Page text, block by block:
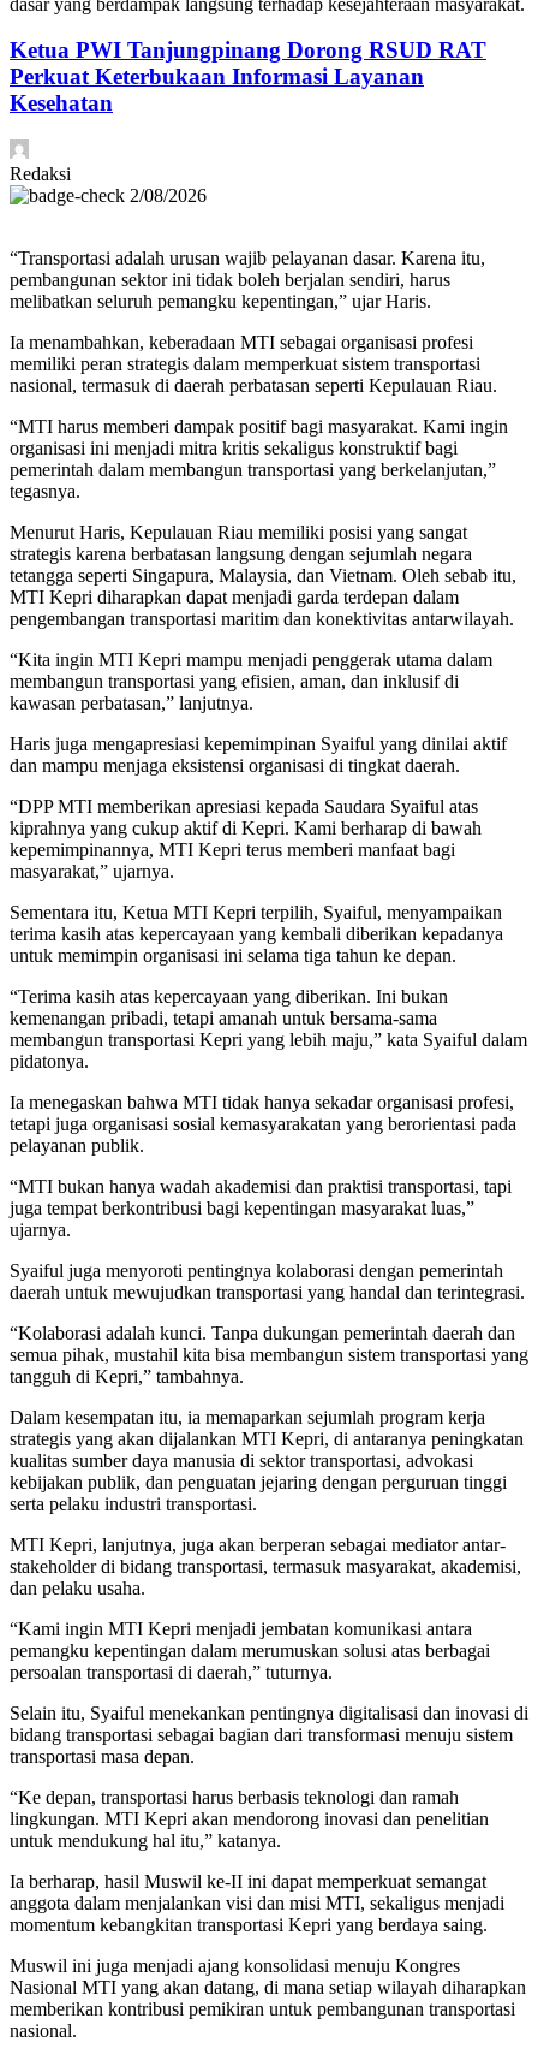
Ketua PWI Tanjungpinang Dorong RSUD RAT
Perkuat Keterbukaan Informasi Layanan
Kesehatan
Redaksi
2/08/2026
“Transportasi adalah urusan wajib pelayanan dasar. Karena itu,
pembangunan sektor ini tidak boleh berjalan sendiri, harus
melibatkan seluruh pemangku kepentingan,” ujar Haris.
Ia menambahkan, keberadaan MTI sebagai organisasi profesi
memiliki peran strategis dalam memperkuat sistem transportasi
nasional, termasuk di daerah perbatasan seperti Kepulauan Riau.
“MTI harus memberi dampak positif bagi masyarakat. Kami ingin
organisasi ini menjadi mitra kritis sekaligus konstruktif bagi
pemerintah dalam membangun transportasi yang berkelanjutan,”
tegasnya.
Menurut Haris, Kepulauan Riau memiliki posisi yang sangat
strategis karena berbatasan langsung dengan sejumlah negara
tetangga seperti Singapura, Malaysia, dan Vietnam. Oleh sebab itu,
MTI Kepri diharapkan dapat menjadi garda terdepan dalam
pengembangan transportasi maritim dan konektivitas antarwilayah.
“Kita ingin MTI Kepri mampu menjadi penggerak utama dalam
membangun transportasi yang efisien, aman, dan inklusif di
kawasan perbatasan,” lanjutnya.
Haris juga mengapresiasi kepemimpinan Syaiful yang dinilai aktif
dan mampu menjaga eksistensi organisasi di tingkat daerah.
“DPP MTI memberikan apresiasi kepada Saudara Syaiful atas
kiprahnya yang cukup aktif di Kepri. Kami berharap di bawah
kepemimpinannya, MTI Kepri terus memberi manfaat bagi
masyarakat,” ujarnya.
Sementara itu, Ketua MTI Kepri terpilih, Syaiful, menyampaikan
terima kasih atas kepercayaan yang kembali diberikan kepadanya
untuk memimpin organisasi ini selama tiga tahun ke depan.
“Terima kasih atas kepercayaan yang diberikan. Ini bukan
kemenangan pribadi, tetapi amanah untuk bersama-sama
membangun transportasi Kepri yang lebih maju,” kata Syaiful dalam
pidatonya.
Ia menegaskan bahwa MTI tidak hanya sekadar organisasi profesi,
tetapi juga organisasi sosial kemasyarakatan yang berorientasi pada
pelayanan publik.
“MTI bukan hanya wadah akademisi dan praktisi transportasi, tapi
juga tempat berkontribusi bagi kepentingan masyarakat luas,”
ujarnya.
Syaiful juga menyoroti pentingnya kolaborasi dengan pemerintah
daerah untuk mewujudkan transportasi yang handal dan terintegrasi.
“Kolaborasi adalah kunci. Tanpa dukungan pemerintah daerah dan
semua pihak, mustahil kita bisa membangun sistem transportasi yang
tangguh di Kepri,” tambahnya.
Dalam kesempatan itu, ia memaparkan sejumlah program kerja
strategis yang akan dijalankan MTI Kepri, di antaranya peningkatan
kualitas sumber daya manusia di sektor transportasi, advokasi
kebijakan publik, dan penguatan jejaring dengan perguruan tinggi
serta pelaku industri transportasi.
MTI Kepri, lanjutnya, juga akan berperan sebagai mediator antar-
stakeholder di bidang transportasi, termasuk masyarakat, akademisi,
dan pelaku usaha.
“Kami ingin MTI Kepri menjadi jembatan komunikasi antara
pemangku kepentingan dalam merumuskan solusi atas berbagai
persoalan transportasi di daerah,” tuturnya.
Selain itu, Syaiful menekankan pentingnya digitalisasi dan inovasi di
bidang transportasi sebagai bagian dari transformasi menuju sistem
transportasi masa depan.
“Ke depan, transportasi harus berbasis teknologi dan ramah
lingkungan. MTI Kepri akan mendorong inovasi dan penelitian
untuk mendukung hal itu,” katanya.
Ia berharap, hasil Muswil ke-II ini dapat memperkuat semangat
anggota dalam menjalankan visi dan misi MTI, sekaligus menjadi
momentum kebangkitan transportasi Kepri yang berdaya saing.
Muswil ini juga menjadi ajang konsolidasi menuju Kongres
Nasional MTI yang akan datang, di mana setiap wilayah diharapkan
memberikan kontribusi pemikiran untuk pembangunan transportasi
nasional.